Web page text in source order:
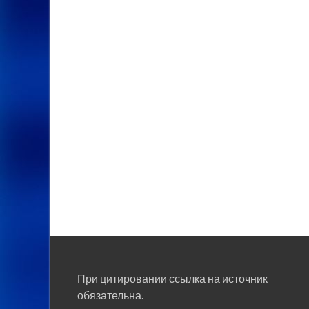
При цитировании ссылка на источник
обязательна.